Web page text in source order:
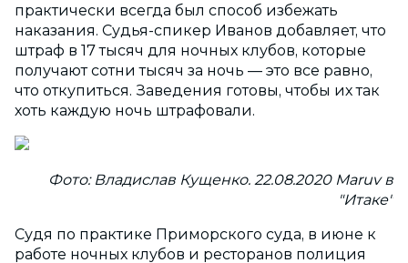
практически всегда был способ избежать
наказания. Судья-спикер Иванов добавляет, что
штраф в 17 тысяч для ночных клубов, которые
получают сотни тысяч за ночь — это все равно,
что откупиться. Заведения готовы, чтобы их так
хоть каждую ночь штрафовали.
Фото: Владислав Кущенко. 22.08.2020 Maruv в
"Итаке"
Судя по практике Приморского суда, в июне к
работе ночных клубов и ресторанов полиция